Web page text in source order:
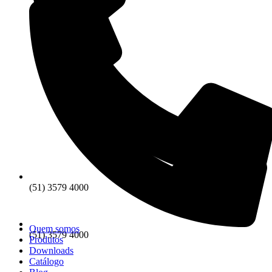
(51) 3579 4000
(51) 3579 4000
Quem somos
Produtos
Downloads
Catálogo